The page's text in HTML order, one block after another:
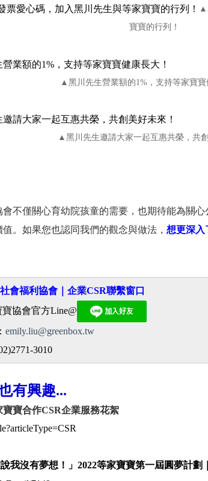
寶寶的行列！
▲黑川先生營業額的1%，支持等家寶寶
▲黑川先生邀請大家一起互惠共榮，共
會不僅關心育幼院孩童的需要，也期待能為關
。如果您也認同我們的觀念與做法， 想更深入
會福利協會｜企業CSR聯繫窗口
協會官方Line@
emily.liu@greenbox.tw
3010
有興趣...
寶寶合作CSR企業服務花絮
說我沒有夢想！」2022等家寶寶第一屆圓夢計劃